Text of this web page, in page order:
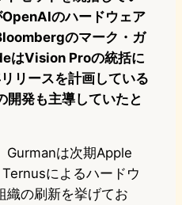
のハードウェア
のマーク・ガ
はVision Proの統括に
リースを計画している
開発も主導していたと
Gurmanは次期Apple
によるハードウ
織の刷新を挙げてお